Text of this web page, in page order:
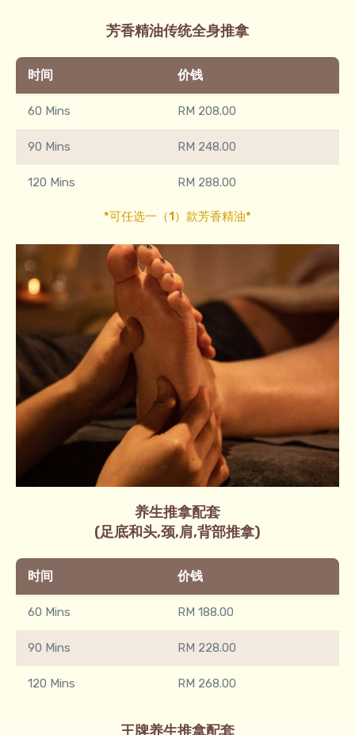
芳香精油传统全身推拿
时间 价钱
60 Mins RM 208.00
90 Mins RM 248.00
120 Mins RM 288.00
*可任选一（1）款芳香精油*
养生推拿配套
(足底和头,颈,肩,背部推拿​)
时间 价钱
60 Mins RM 188.00
90 Mins RM 228.00
120 Mins RM 268.00
王牌养生推拿配套